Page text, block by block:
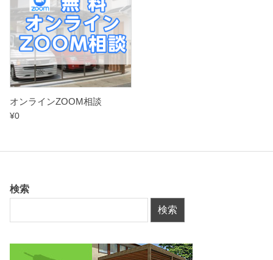
オンラインZOOM相談
¥0
検索
検索